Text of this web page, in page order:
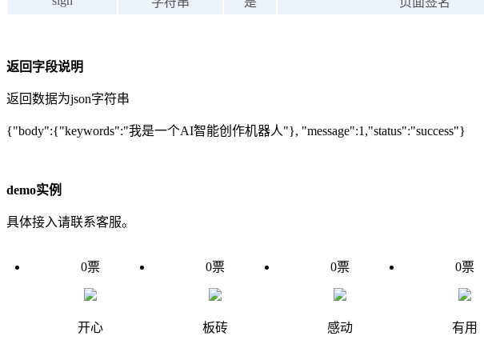
返回字段说明
返回数据为json字符串
{"body":{"keywords":"我是一个AI智能创作机器人"}, "message":1,"status":"success"}
demo实例
具体接入请联系客服。
0票
开心
0票
板砖
0票
感动
0票
有用